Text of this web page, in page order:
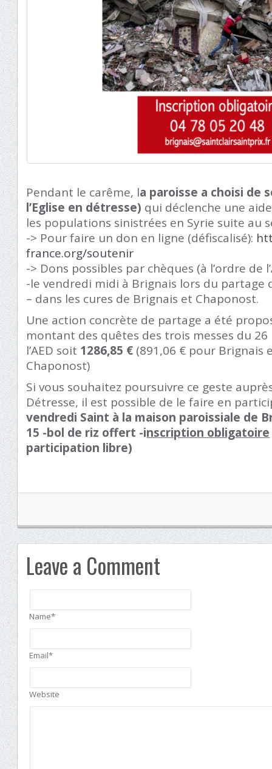
Pendant le carême, la paroisse a choisi de
l’Eglise en détresse) qui déclenche une
les populations sinistrées en Syrie suite au
-> Pour faire un don en ligne (défiscalisé):
france.org/soutenir
-> Dons possibles par chèques (à l’ordre de
-le vendredi midi à Brignais lors du partage
– dans les cures de Brignais et Chaponost.
Une action concrète de partage a été
montant des quêtes des trois messes du
l’AED soit 1286,85 € (891,06 € pour Brignais
Chaponost)
Si vous souhaitez poursuivre ce geste auprès
Détresse, il est possible de le faire en
vendredi Saint à la maison paroissiale de
15 -bol de riz offert -inscription obligatoire
participation libre)
Leave a Comment
Name*
Email*
Website